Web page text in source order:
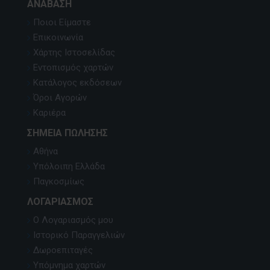
ΑΝΆΒΑΣΗ
Ποιοι Είμαστε
Επικοινωνία
Χάρτης Ιστοσελίδας
Εντοπισμός χαρτών
Κατάλογος εκδόσεων
Όροι Αγορών
Καριέρα
ΣΗΜΕΊΑ ΠΏΛΗΣΗΣ
Αθήνα
Υπόλοιπη Ελλάδα
Παγκοσμίως
ΛΟΓΑΡΙΑΣΜΌΣ
Ο Λογαριασμός μου
Ιστορικό Παραγγελιών
Δωροεπιταγές
Υπόμνημα χαρτών